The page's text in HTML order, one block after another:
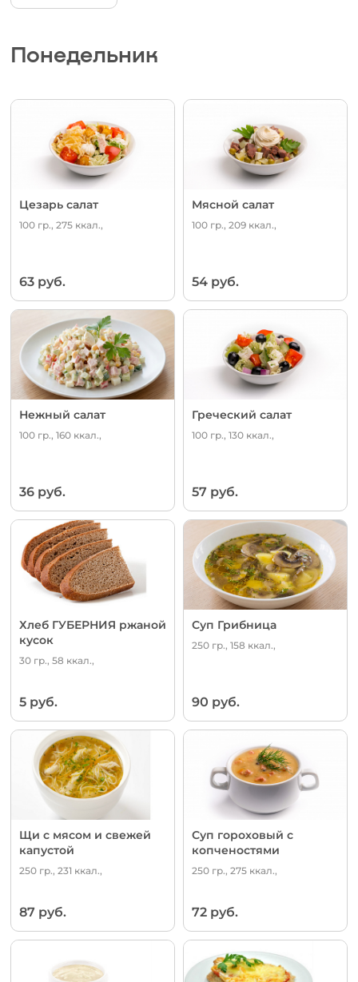
Понедельник
Цезарь салат
100 гр., 275 ккал.,
63 руб.
Мясной салат
100 гр., 209 ккал.,
54 руб.
Нежный салат
100 гр., 160 ккал.,
36 руб.
Греческий салат
100 гр., 130 ккал.,
57 руб.
Хлеб ГУБЕРНИЯ ржаной
кусок
30 гр., 58 ккал.,
5 руб.
Суп Грибница
250 гр., 158 ккал.,
90 руб.
Щи с мясом и свежей
капустой
250 гр., 231 ккал.,
87 руб.
Суп гороховый с
копченостями
250 гр., 275 ккал.,
72 руб.